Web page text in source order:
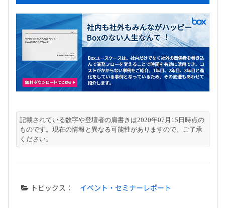
記載されている数字や登壇者の肩書きは2020年07月15日時点の
ものです。現在の情報と異なる可能性がありますので、ご了承
ください。
トピックス： イベント・セミナーレポート